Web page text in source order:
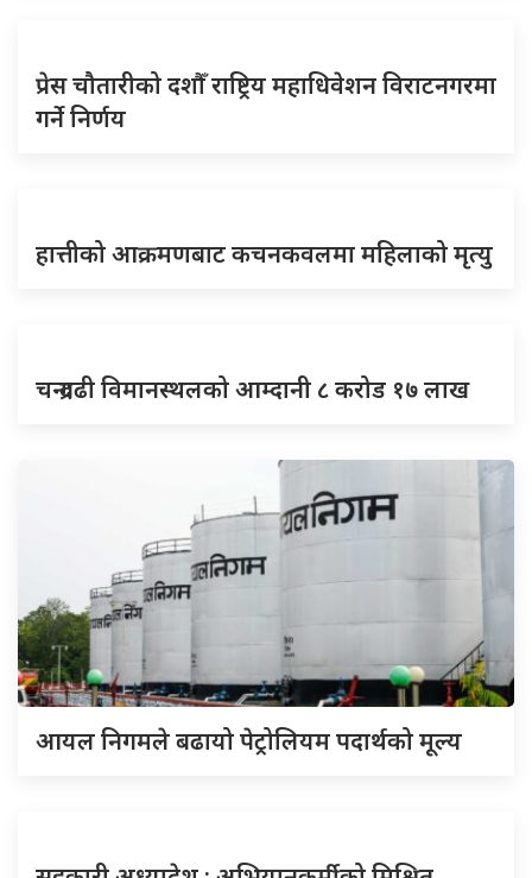
प्रेस चौतारीको दशौँ राष्ट्रिय महाधिवेशन विराटनगरमा
गर्ने निर्णय
हात्तीको आक्रमणबाट कचनकवलमा महिलाको मृत्यु
चन्द्रगढी विमानस्थलको आम्दानी ८ करोड १७ लाख
आयल निगमले बढायो पेट्रोलियम पदार्थको मूल्य